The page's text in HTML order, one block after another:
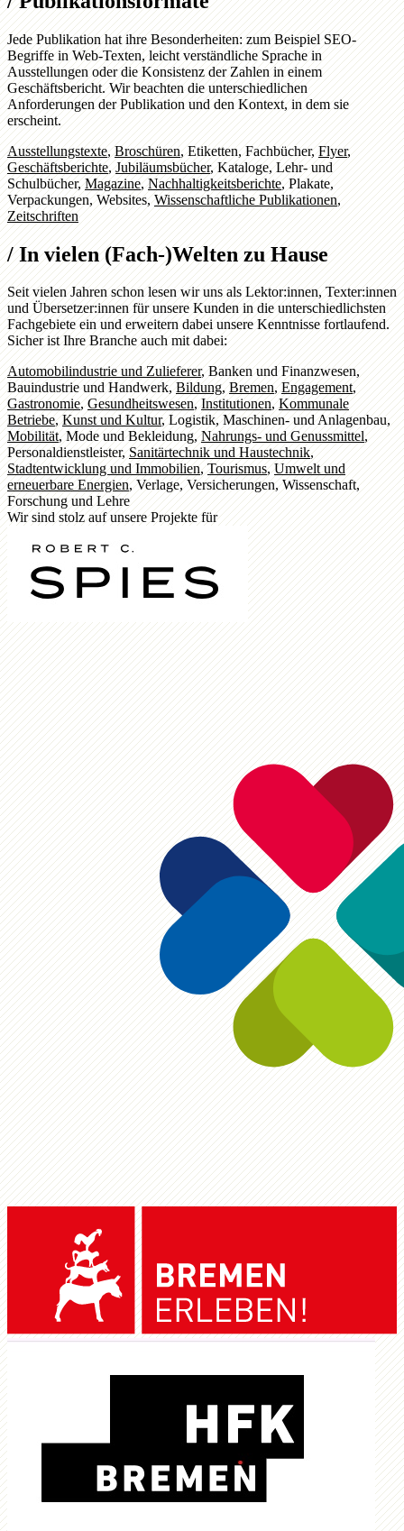
Jede Publikation hat ihre Besonderheiten: zum Beispiel SEO-
Begriffe in Web-Texten, leicht verständliche Sprache in
Ausstellungen oder die Konsistenz der Zahlen in einem
Geschäftsbericht. Wir beachten die unterschiedlichen
Anforderungen der Publikation und den Kontext, in dem sie
erscheint.
Ausstellungstexte,Broschüren,Etiketten,Fachbücher,Flyer,
Geschäftsberichte,Jubiläumsbücher,Kataloge,Lehr- und
Schulbücher,Magazine,Nachhaltigkeitsberichte,Plakate,
Verpackungen,Websites,Wissenschaftliche Publikationen,
Zeitschriften
/In vielen (Fach-)Welten zu Hause
Seit vielen Jahren schon lesen wir uns als Lektor:innen, Texter:innen
und Übersetzer:innen für unsere Kunden in die unterschiedlichsten
Fachgebiete ein und erweitern dabei unsere Kenntnisse fortlaufend.
Sicher ist Ihre Branche auch mit dabei:
Automobilindustrie und Zulieferer,Banken und Finanzwesen,
Bauindustrie und Handwerk,Bildung,Bremen,Engagement,
Gastronomie,Gesundheitswesen,Institutionen,Kommunale
Betriebe,Kunst und Kultur,Logistik,Maschinen- und Anlagenbau,
Mobilität,Mode und Bekleidung,Nahrungs- und Genussmittel,
Personaldienstleister,Sanitärtechnik und Haustechnik,
Stadtentwicklung und Immobilien,Tourismus,Umwelt und
erneuerbare Energien,Verlage,Versicherungen,Wissenschaft,
Forschung und Lehre
Wir sind stolz auf unsere Projekte für